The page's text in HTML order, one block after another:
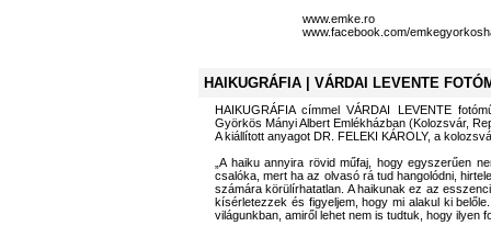
www.emke.ro
www.facebook.com/
HAIKUGRÁFIA | VÁRDAI LEVENTE
HAIKUGRÁFIA címmel VÁRDAI LEVENTE
Györkös Mányi Albert Emlékházban (Kolozsvár,
A kiállított anyagot DR. FELEKI KÁROLY, a
„A haiku annyira rövid műfaj, hogy egyszerűen
csalóka, mert ha az olvasó rá tud hangolódni,
számára körülírhatatlan. A haikunak ez az
kísérletezzek és figyeljem, hogy mi alakul ki
világunkban, amiről lehet nem is tudtuk, hogy ilyen